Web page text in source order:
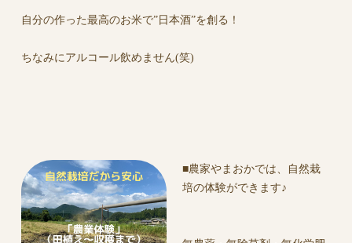
自分の作った最高のお米で”日本酒”を創る！
ちなみにアルコール飲めません(笑)
■農家やまおかでは、自然栽
培の体験ができます♪